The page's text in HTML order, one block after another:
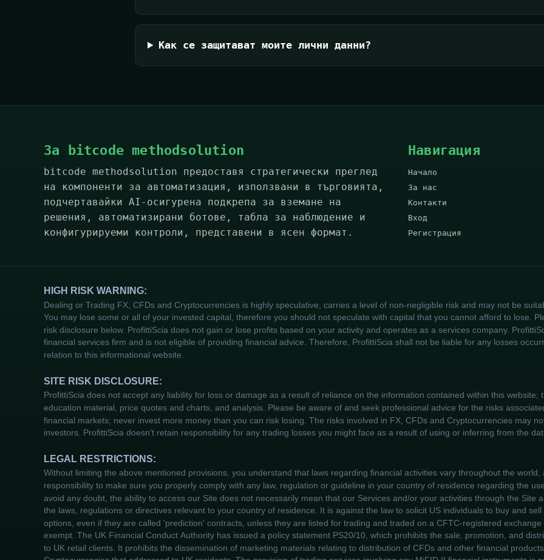
Как се защитават моите лични данни?
За bitcode methodsolution
bitcode methodsolution предоставя стратегически преглед
на компоненти за автоматизация, използвани в търговията,
подчертавайки AI-осигурена подкрепа за вземане на
решения, автоматизирани ботове, табла за наблюдение и
конфигурируеми контроли, представени в ясен формат.
Навигация
Начало
За нас
Контакти
Вход
Регистрация